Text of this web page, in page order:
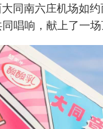
同南六庄机场如
唱响，献上了一场